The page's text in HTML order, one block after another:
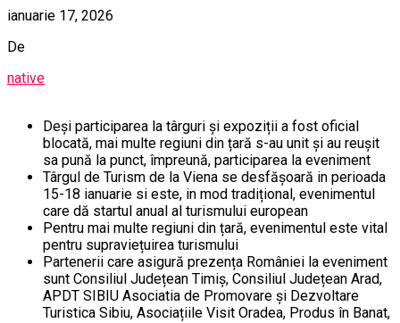
ianuarie 17, 2026
De
native
Deși participarea la târguri și expoziții a fost oficial
blocată, mai multe regiuni din țară s-au unit și au reușit
sa pună la punct, împreună, participarea la eveniment
Târgul de Turism de la Viena se desfășoară in perioada
15-18 ianuarie si este, in mod tradițional, evenimentul
care dă startul anual al turismului european
Pentru mai multe regiuni din țară, evenimentul este vital
pentru supraviețuirea turismului
Partenerii care asigură prezența României la eveniment
sunt Consiliul Județean Timiș, Consiliul Județean Arad,
APDT SIBIU Asociatia de Promovare și Dezvoltare
Turistica Sibiu, Asociațiile Visit Oradea, Produs în Banat,